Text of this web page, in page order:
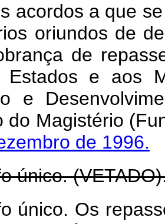
acordos a que
oriundos de
de
Estados e aos
e
do Magistério
de 1996.
único.
único. Os